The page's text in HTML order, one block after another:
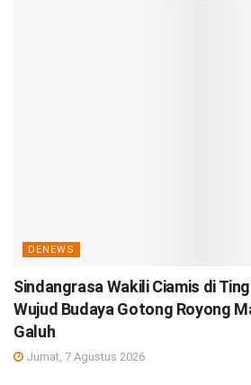
DENEWS
Sindangrasa Wakili Ciamis di
Wujud Budaya Gotong Royong
Galuh
Jumat, 7 Agustus 2026